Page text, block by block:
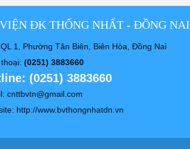
ĐK THỐNG NHẤT - ĐỒNG NAI
1, Phường Tân Biên, Biên Hòa, Đồng Nai
: (0251) 3883660
: (0251) 3883660
: cnttbvtn@gmail.com
: http://www.bvthongnhatdn.vn